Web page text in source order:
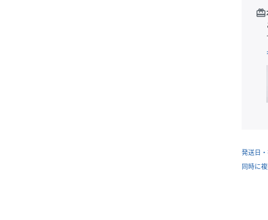
redeem
発送日
同時に